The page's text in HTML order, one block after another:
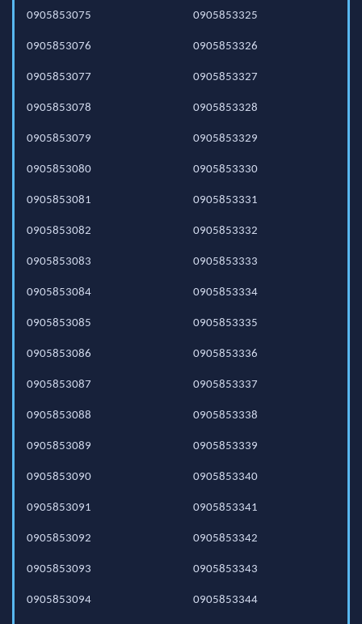
0905853075
0905853076
0905853077
0905853078
0905853079
0905853080
0905853081
0905853082
0905853083
0905853084
0905853085
0905853086
0905853087
0905853088
0905853089
0905853090
0905853091
0905853092
0905853093
0905853094
0905853325
0905853326
0905853327
0905853328
0905853329
0905853330
0905853331
0905853332
0905853333
0905853334
0905853335
0905853336
0905853337
0905853338
0905853339
0905853340
0905853341
0905853342
0905853343
0905853344